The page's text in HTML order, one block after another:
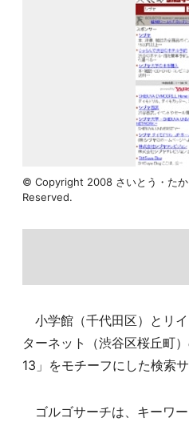
© Copyright 2008 さいとう・た
Reserved.
小学館（千代田区）とリ
ターネット（渋谷区桜丘町
13」をモチーフにした検索
ゴルゴサーチは、キーワ